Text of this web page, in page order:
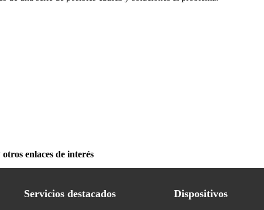
enlaces de interés
Servicios destacados Dispositivos